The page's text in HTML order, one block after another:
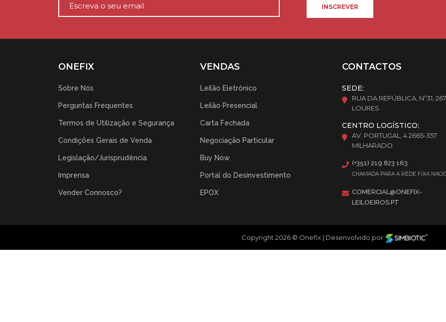
INSCREVER
ONEFIX
Sobre Nós
Perguntas Frequentes
Termos de Utilização e Segurança
Condições Gerais de Venda
Legislação/Jurisprudência
Imprensa
Vender Connosco?
VENDAS
Leilão Eletrónico
Leilão Presencial
Carta Fechada
Negociação Particular
Buy Now
Portal do Desinvestimento
EPOX
CONTACTOS
SEDE:
RUA DA REPÚBLICA, Nº31,
LOURES
CENTRO LOGÍSTICO:
AV. PORTUGAL, 4 2665-357
MILHARADO
(+351) 219 823 163
CHAMADA PARA A REDE FIXA
COMERCIAL@ONEFIX-
LEILOEIROS.PT
Copyright 2026 © Onefix | Desenvolvido por